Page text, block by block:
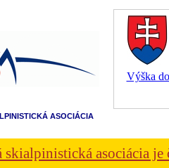
Výška
ASOCIÁCIA
skialpinistická asociácia